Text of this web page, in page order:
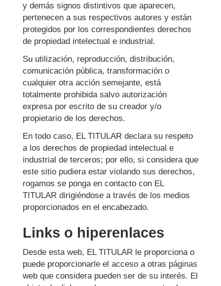
y demás signos distintivos que aparecen,
pertenecen a sus respectivos autores y están
protegidos por los correspondientes derechos
de propiedad intelectual e industrial.
Su utilización, reproducción, distribución,
comunicación pública, transformación o
cualquier otra acción semejante, está
totalmente prohibida salvo autorización
expresa por escrito de su creador y/o
propietario de los derechos.
En todo caso, EL TITULAR declara su respeto
a los derechos de propiedad intelectual e
industrial de terceros; por ello, si considera que
este sitio pudiera estar violando sus derechos,
rogamos se ponga en contacto con EL
TITULAR dirigiéndose a través de los medios
proporcionados en el encabezado.
Links o hiperenlaces
Desde esta web, EL TITULAR le proporciona o
puede proporcionarle el acceso a otras páginas
web que considera pueden ser de su interés. El